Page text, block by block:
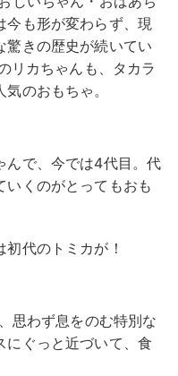
今も形が変わらず、現
きの歴史が続いてい
リカちゃんも、タカラ
のおもちゃ。
んで、今では4代目。代
いくのがとってもおも
代のトミカが！
思わず息をのむ特別な
にぐっと近づいて、食